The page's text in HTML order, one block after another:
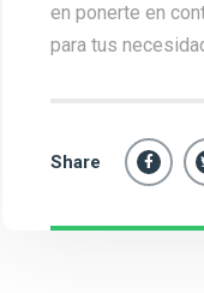
en ponerte en
para tus
Share